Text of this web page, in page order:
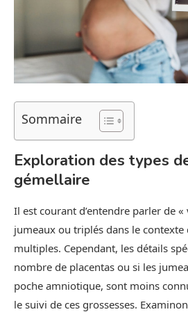
Sommaire
Exploration des types
gémellaire
Il est courant d’entendre parler de «
jumeaux ou triplés dans le contexte
multiples. Cependant, les détails
nombre de placentas ou si les
poche amniotique, sont moins
le suivi de ces grossesses.